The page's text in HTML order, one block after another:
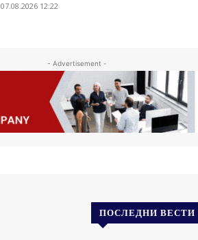
07.08.2026 12:22
- Advertisement -
ПОСЛЕДНИ ВЕСТИ